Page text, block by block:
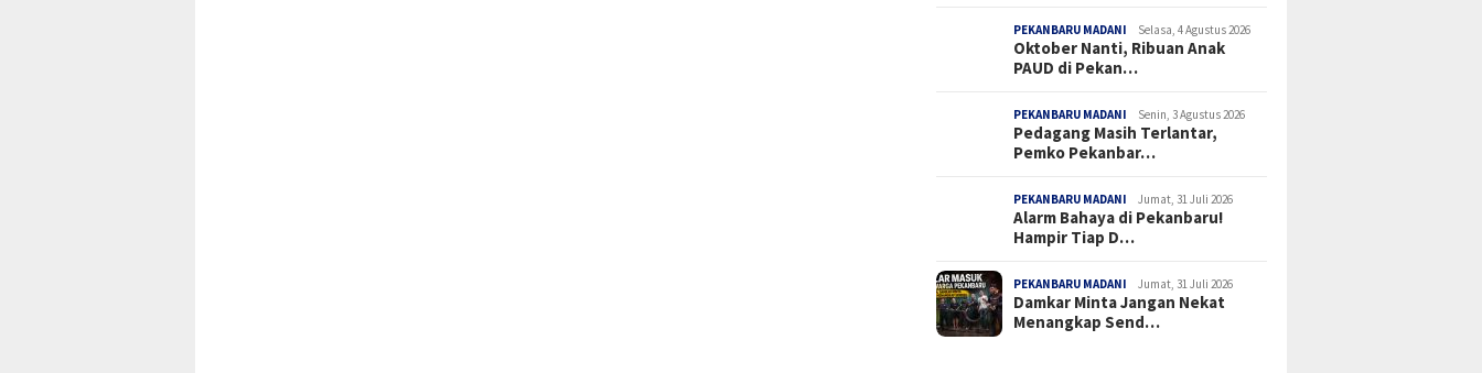
PEKANBARU MADANI Selasa, 4 Agustus 2026
Oktober Nanti, Ribuan Anak
PAUD di Pekan…
PEKANBARU MADANI Senin, 3 Agustus 2026
Pedagang Masih Terlantar,
Pemko Pekanbar…
PEKANBARU MADANI Jumat, 31 Juli 2026
Alarm Bahaya di Pekanbaru!
Hampir Tiap D…
PEKANBARU MADANI Jumat, 31 Juli 2026
Damkar Minta Jangan Nekat
Menangkap Send…